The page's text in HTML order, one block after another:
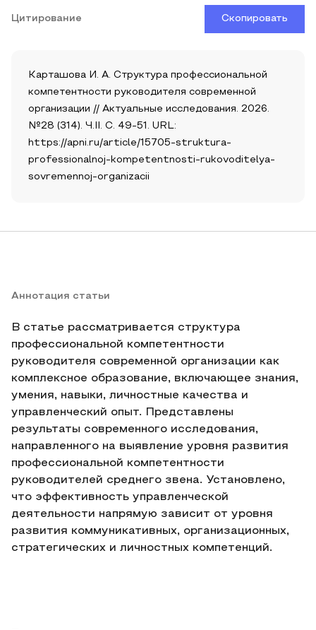
Цитирование Скопировать
Карташова И. А. Структура профессиональной
компетентности руководителя современной
организации // Актуальные исследования. 2026.
№28 (314). Ч.II. С. 49-51. URL:
https://apni.ru/article/15705-struktura-
professionalnoj-kompetentnosti-rukovoditelya-
sovremennoj-organizacii
Аннотация статьи
В статье рассматривается структура
профессиональной компетентности
руководителя современной организации как
комплексное образование, включающее знания,
умения, навыки, личностные качества и
управленческий опыт. Представлены
результаты современного исследования,
направленного на выявление уровня развития
профессиональной компетентности
руководителей среднего звена. Установлено,
что эффективность управленческой
деятельности напрямую зависит от уровня
развития коммуникативных, организационных,
стратегических и личностных компетенций.